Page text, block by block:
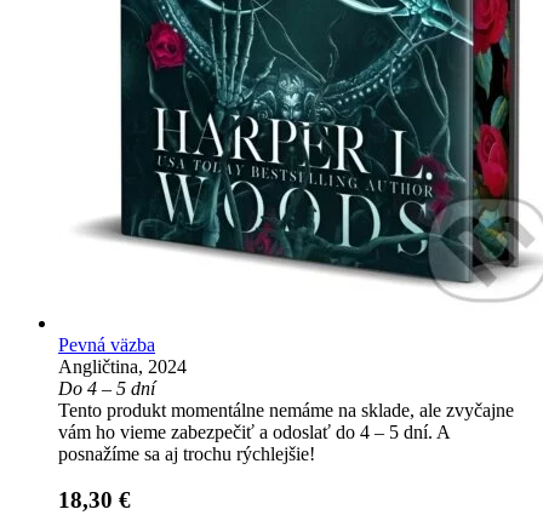
Pevná väzba
Angličtina, 2024
Do 4 – 5 dní
Tento produkt momentálne nemáme na sklade, ale zvyčajne
vám ho vieme zabezpečiť a odoslať do 4 – 5 dní. A
posnažíme sa aj trochu rýchlejšie!
18,30 €